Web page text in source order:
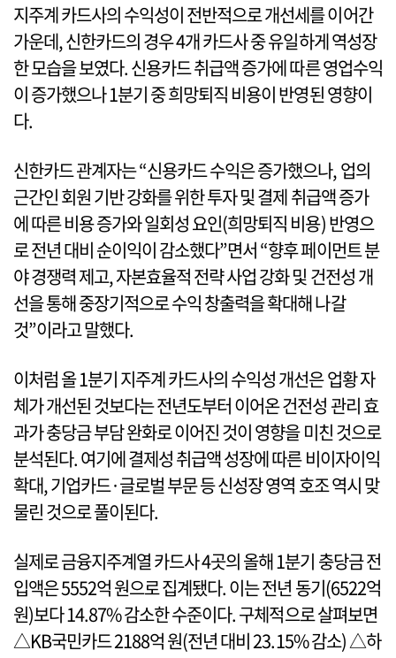
지주계 카드사의 수익성이 전반적으로 개선세를 이어간
가운데, 신한카드의 경우 4개 카드사 중 유일하게 역성장
한 모습을 보였다. 신용카드 취급액 증가에 따른 영업수익
이 증가했으나 1분기 중 희망퇴직 비용이 반영된 영향이
다.
신한카드 관계자는 “신용카드 수익은 증가했으나, 업의
근간인 회원 기반 강화를 위한 투자 및 결제 취급액 증가
에 따른 비용 증가와 일회성 요인(희망퇴직 비용) 반영으
로 전년 대비 순이익이 감소했다”면서 “향후 페이먼트 분
야 경쟁력 제고, 자본효율적 전략 사업 강화 및 건전성 개
선을 통해 중장기적으로 수익 창출력을 확대해 나갈
것”이라고 말했다.
이처럼 올 1분기 지주계 카드사의 수익성 개선은 업황 자
체가 개선된 것보다는 전년도부터 이어온 건전성 관리 효
과가 충당금 부담 완화로 이어진 것이 영향을 미친 것으로
분석된다. 여기에 결제성 취급액 성장에 따른 비이자이익
확대, 기업카드·글로벌 부문 등 신성장 영역 호조 역시 맞
물린 것으로 풀이된다.
실제로 금융지주계열 카드사 4곳의 올해 1분기 충당금 전
입액은 5552억 원으로 집계됐다. 이는 전년 동기(6522억
원)보다 14.87% 감소한 수준이다. 구체적으로 살펴보면
△KB국민카드 2188억 원(전년 대비 23.15% 감소) △하